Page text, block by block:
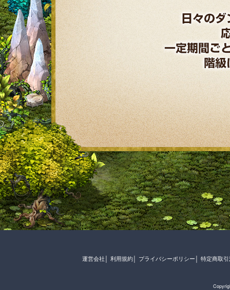
運営会社 利用規約 プライバシーポリシー 特定商取